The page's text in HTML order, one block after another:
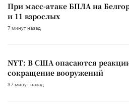
При масс-атаке БПЛА на
и 11 взрослых
7 минут назад
NYT: В США опасаются
сокращение вооружений
37 минут назад